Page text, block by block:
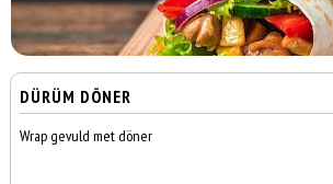
DÜRÜM DÖNER
Wrap gevuld met döner